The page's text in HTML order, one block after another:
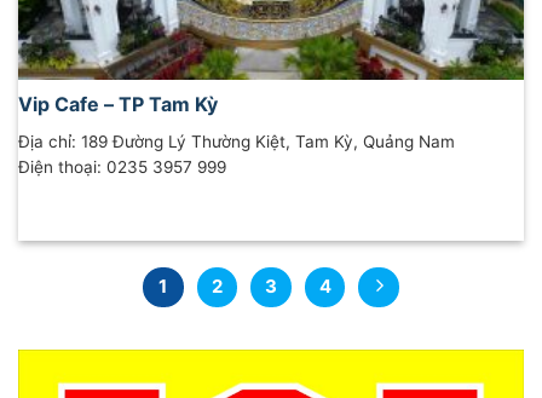
Vip Cafe – TP Tam Kỳ
Địa chỉ: 189 Đường Lý Thường Kiệt, Tam Kỳ, Quảng Nam
Điện thoại: 0235 3957 999
1 2 3 4